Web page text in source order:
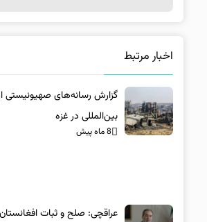
اخبار مرتبط
گزارش رسانه‌های صهیونیستی
بین‌المللی در غزه
8 ماه پیش
عراقچی: صلح و ثبات